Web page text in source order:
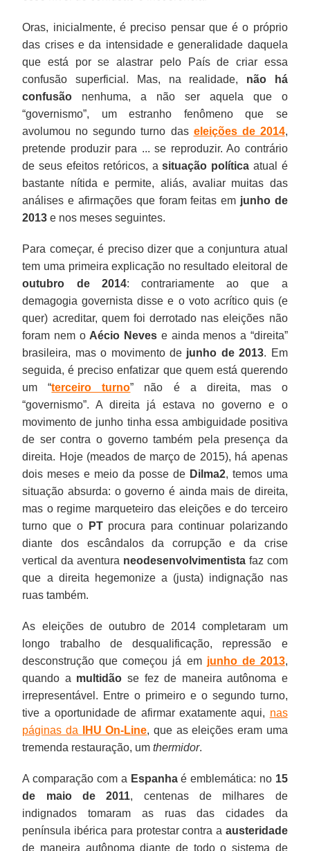
Oras, inicialmente, é preciso pensar que é o próprio
das crises e da intensidade e generalidade daquela
que está por se alastrar pelo País de criar essa
confusão superficial. Mas, na realidade, não há
confusão nenhuma, a não ser aquela que o
“governismo”, um estranho fenômeno que se
avolumou no segundo turno das eleições de 2014,
pretende produzir para ... se reproduzir. Ao contrário
de seus efeitos retóricos, asituação política atual é
bastante nítida e permite, aliás, avaliar muitas das
análises e afirmações que foram feitas em junho de
2013 e nos meses seguintes.
Para começar, é preciso dizer que a conjuntura atual
tem uma primeira explicação no resultado eleitoral de
outubro de 2014: contrariamente ao que a
demagogia governista disse e o voto acrítico quis (e
quer) acreditar, quem foi derrotado nas eleições não
foram nem o Aécio Neves e ainda menos a “direita”
brasileira, mas o movimento de junho de 2013. Em
seguida, é preciso enfatizar que quem está querendo
um “terceiro turno” não é a direita, mas o
“governismo”. A direita já estava no governo e o
movimento de junho tinha essa ambiguidade positiva
de ser contra o governo também pela presença da
direita. Hoje (meados de março de 2015), há apenas
dois meses e meio da posse de Dilma2, temos uma
situação absurda: o governo é ainda mais de direita,
mas o regime marqueteiro das eleições e do terceiro
turno que o
PTprocura para continuar polarizando
diante dos escândalos da corrupção e da crise
vertical da aventura neodesenvolvimentistafaz com
que a direita hegemonize a (justa) indignação nas
ruas também.
As eleições de outubro de 2014 completaram um
longo trabalho de desqualificação, repressão e
desconstrução que começou já em junho de 2013,
quando a multidão se fez de maneira autônoma e
irrepresentável. Entre o primeiro e o segundo turno,
tive a oportunidade de afirmar exatamente aqui, nas
páginas da
IHU On-Line, que as eleições eram uma
tremenda restauração, umthermidor.
A comparação com a Espanhaé emblemática: no 15
de maio de 2011, centenas de milhares de
indignados tomaram as ruas das cidades da
península ibérica para protestar contra a austeridade
de maneira autônoma diante de todo o sistema de